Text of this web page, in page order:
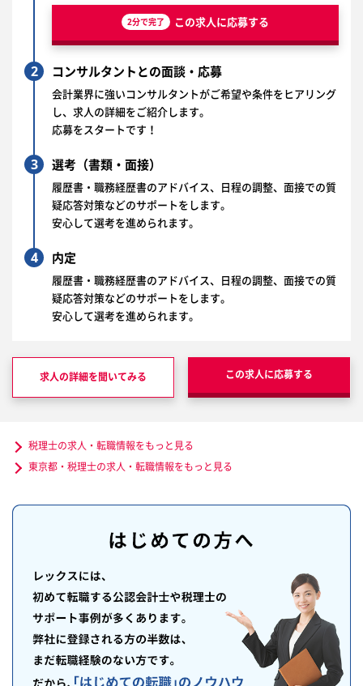
2分で完了 この求人に応募する
2 コンサルタントとの面談・応募
会計業界に強いコンサルタントがご希望や条件をヒアリング
し、求人の詳細をご紹介します。
応募をスタートです！
3 選考（書類・面接）
履歴書・職務経歴書のアドバイス、日程の調整、面接での質
疑応答対策などのサポートをします。
安心して選考を進められます。
4 内定
履歴書・職務経歴書のアドバイス、日程の調整、面接での質
疑応答対策などのサポートをします。
安心して選考を進められます。
求人の詳細を聞いてみる この求人に応募する
税理士の求人・転職情報をもっと見る
東京都・税理士の求人・転職情報をもっと見る